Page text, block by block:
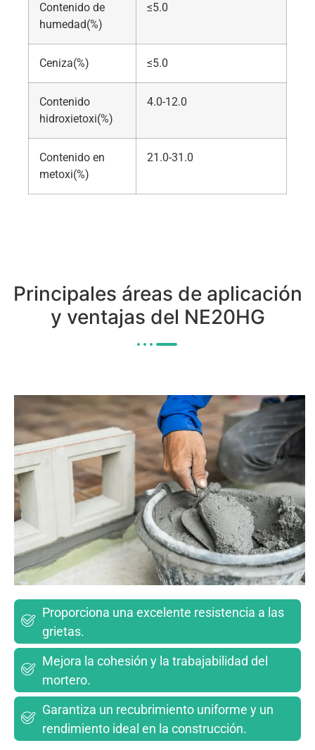
Contenido de
humedad(%)
≤5.0
Ceniza(%) ≤5.0
Contenido
hidroxietoxi(%)
4.0-12.0
Contenido en
metoxi(%)
21.0-31.0
Principales áreas de aplicación
y ventajas del NE20HG
Proporciona una excelente resistencia a las
grietas.
Mejora la cohesión y la trabajabilidad del
mortero.
Garantiza un recubrimiento uniforme y un
rendimiento ideal en la construcción.